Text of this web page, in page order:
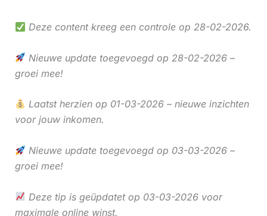
Deze content kreeg een controle op 28-02-2026.
Nieuwe update toegevoegd op 28-02-2026 –
groei mee!
Laatst herzien op 01-03-2026 – nieuwe inzichten
voor jouw inkomen.
Nieuwe update toegevoegd op 03-03-2026 –
groei mee!
Deze tip is geüpdatet op 03-03-2026 voor
maximale online winst.